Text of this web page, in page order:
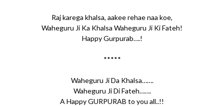
Raj karega khalsa, aakee rehae naa koe,
Waheguru Ji Ka Khalsa Waheguru Ji Ki Fateh!
Happy Gurpurab….!
*****
Waheguru Ji Da Khalsa…….
Waheguru Ji Di Fateh…….
A Happy GURPURAB to you all..!!